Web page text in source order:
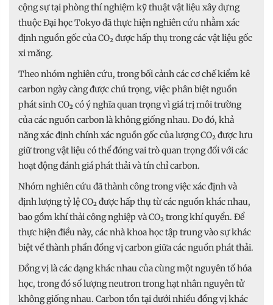
cộng sự tại phòng thí nghiệm kỹ thuật vật liệu xây dựng
thuộc Đại học Tokyo đã thực hiện nghiên cứu nhằm xác
định nguồn gốc của CO₂ được hấp thụ trong các vật liệu gốc
xi măng.
Theo nhóm nghiên cứu, trong bối cảnh các cơ chế kiểm kê
carbon ngày càng được chú trọng, việc phân biệt nguồn
phát sinh CO₂ có ý nghĩa quan trọng vì giá trị môi trường
của các nguồn carbon là không giống nhau. Do đó, khả
năng xác định chính xác nguồn gốc của lượng CO₂ được lưu
giữ trong vật liệu có thể đóng vai trò quan trọng đối với các
hoạt động đánh giá phát thải và tín chỉ carbon.
Nhóm nghiên cứu đã thành công trong việc xác định và
định lượng tỷ lệ CO₂ được hấp thụ từ các nguồn khác nhau,
bao gồm khí thải công nghiệp và CO₂ trong khí quyển. Để
thực hiện điều này, các nhà khoa học tập trung vào sự khác
biệt về thành phần đồng vị carbon giữa các nguồn phát thải.
Đồng vị là các dạng khác nhau của cùng một nguyên tố hóa
học, trong đó số lượng neutron trong hạt nhân nguyên tử
không giống nhau. Carbon tồn tại dưới nhiều đồng vị khác